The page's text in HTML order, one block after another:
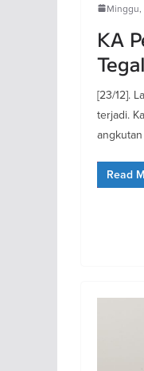
Minggu,
KA
Tegal
[23/12].
terjadi.
Read